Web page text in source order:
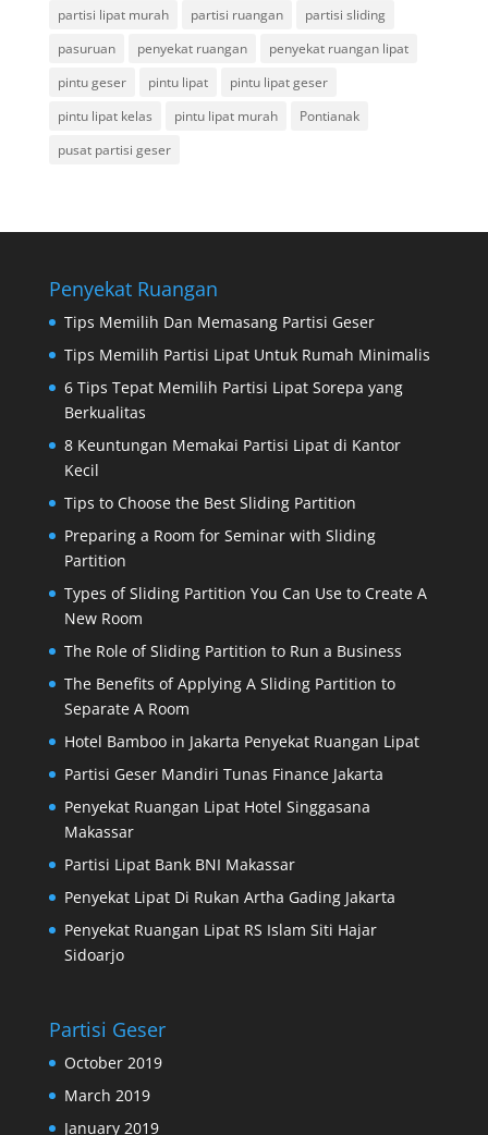
partisi lipat murah
partisi ruangan
partisi sliding
pasuruan
penyekat ruangan
penyekat ruangan lipat
pintu geser
pintu lipat
pintu lipat geser
pintu lipat kelas
pintu lipat murah
Pontianak
pusat partisi geser
Penyekat Ruangan
Tips Memilih Dan Memasang Partisi Geser
Tips Memilih Partisi Lipat Untuk Rumah Minimalis
6 Tips Tepat Memilih Partisi Lipat Sorepa yang
Berkualitas
8 Keuntungan Memakai Partisi Lipat di Kantor
Kecil
Tips to Choose the Best Sliding Partition
Preparing a Room for Seminar with Sliding
Partition
Types of Sliding Partition You Can Use to Create A
New Room
The Role of Sliding Partition to Run a Business
The Benefits of Applying A Sliding Partition to
Separate A Room
Hotel Bamboo in Jakarta Penyekat Ruangan Lipat
Partisi Geser Mandiri Tunas Finance Jakarta
Penyekat Ruangan Lipat Hotel Singgasana
Makassar
Partisi Lipat Bank BNI Makassar
Penyekat Lipat Di Rukan Artha Gading Jakarta
Penyekat Ruangan Lipat RS Islam Siti Hajar
Sidoarjo
Partisi Geser
October 2019
March 2019
January 2019